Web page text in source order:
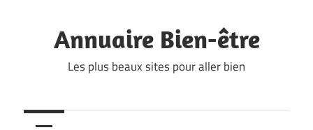
contentAnnuaire Bien-être
Les plus beaux sites pour aller bien